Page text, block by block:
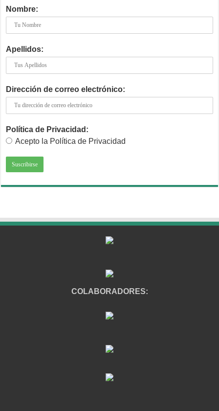
Nombre:
Apellidos:
Dirección de correo electrónico:
Política de Privacidad:
Acepto la Política de Privacidad
COLABORADORES: